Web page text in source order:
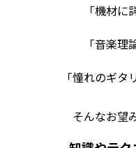
「機材
「音楽
「憧れのギ
そんなお望